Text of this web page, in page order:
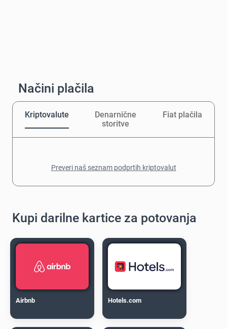
Načini plačila
Kriptovalute
Denarnične
storitve
Fiat plačila
Preveri naš seznam podprtih kriptovalut
Kupi darilne kartice za potovanja
Airbnb Hotels.com